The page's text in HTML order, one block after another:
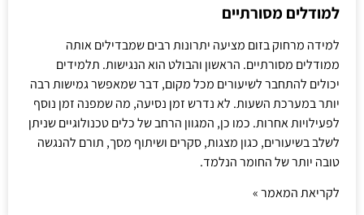
למודלים מסורתיים
למידה מרחוק בזום מציעה יתרונות רבים שמבדילים אותה
ממודלים מסורתיים. הראשון והבולט הוא הנגישות. תלמידים
יכולים להתחבר לשיעורים מכל מקום, דבר שמאפשר גמישות רבה
יותר במערכת השעות. לא נדרש זמן נסיעה, מה שמפנה זמן נוסף
לפעילויות אחרות. כמו כן, המגוון הרחב של כלים טכנולוגיים שניתן
לשלב בשיעורים, כגון מצגות, סקרים ושיתוף מסך, תורם להנגשה
טובה יותר של החומר הנלמד.
לקריאת המאמר »